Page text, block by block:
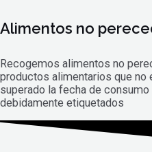
Alimentos no
Recogemos alimentos no
productos alimentarios que no
superado la fecha de
debidamente etiquetados